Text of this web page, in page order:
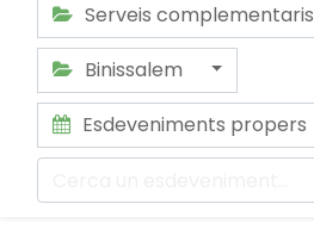
Serveis complementaris
Binissalem
Esdeveniments propers